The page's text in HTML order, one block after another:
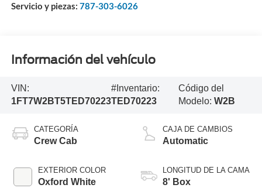
Servicio y piezas: 787-303-6026
Información del vehículo
VIN:
1FT7W2BT5TED70223
#Inventario:
TED70223
Código del
Modelo: W2B
CATEGORÍA
Crew Cab
EXTERIOR COLOR
Oxford White
CAJA DE CAMBIOS
Automatic
LONGITUD DE LA CAMA
8' Box